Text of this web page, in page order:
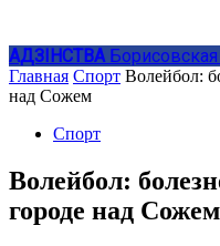
АДЗIНСТВА Борисовская
Главная Спорт Волейбол:
над Сожем
Спорт
Волейбол:
городе над Сожем